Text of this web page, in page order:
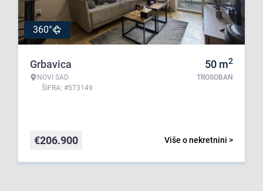
360°
Grbavica
NOVI SAD
ŠIFRA: #573149
50 m2
TROSOBAN
Više o nekretnini >
€206.900